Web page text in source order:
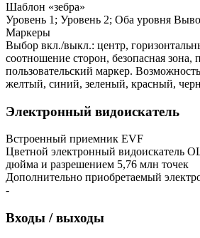
Шаблон «зебра»
Уровень 1; Уровень 2; Оба уровня
Маркеры
Выбор вкл./выкл.: центр,
соотношение сторон, безопасная зона,
пользовательский маркер.
желтый, синий, зеленый, красный,
Электронный видоискатель
Встроенный приемник EVF
Цветной электронный видоискатель
дюйма и разрешением 5,76 млн точек
Дополнительно приобретаемый
-
Входы / выходы